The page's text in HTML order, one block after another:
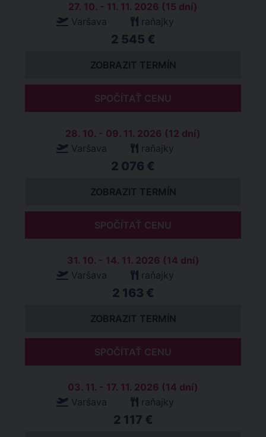
27. 10. - 11. 11. 2026 (15 dní)
Varšava
raňajky
2 545 €
ZOBRAZIT TERMÍN
SPOČÍTAŤ CENU
28. 10. - 09. 11. 2026 (12 dní)
Varšava
raňajky
2 076 €
ZOBRAZIT TERMÍN
SPOČÍTAŤ CENU
31. 10. - 14. 11. 2026 (14 dní)
Varšava
raňajky
2 163 €
ZOBRAZIT TERMÍN
SPOČÍTAŤ CENU
03. 11. - 17. 11. 2026 (14 dní)
Varšava
raňajky
2 117 €